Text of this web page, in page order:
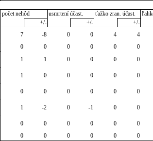
počet nehôd usmrtení účast. ťažko zran. účast.
+/-
+/- +/-
7 -8 0 0 4 4
0 0 0 0 0 0
1 1 0 0 0 0
1 0 0 0 0 0
0 0 0 0 0 0
1 -2 0 -1 0 0
0 0 0 0 0 0
0 0 0 0 0 0